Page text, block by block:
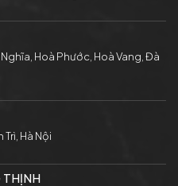
Hoà Phước, Hoà Vang, Đà
Trì, Hà Nội
THỊNH